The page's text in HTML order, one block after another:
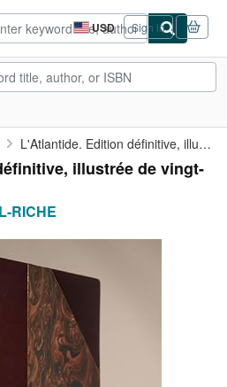
USD
Site
shopping
preferences
Sign in
L'Atlantide. Edition définitive, illustrée de vingt-quatre ...
illustrée de vingt-
RICHE